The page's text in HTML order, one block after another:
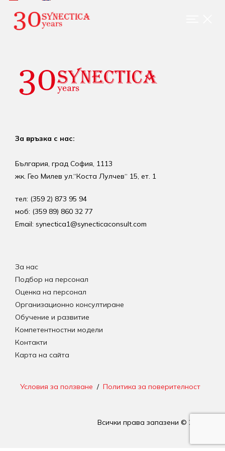
За връзка с нас:
България, град София, 1113
жк. Гео Милев ул.“Коста Лулчев“ 15, ет. 1
тел: (359 2) 873 95 94
моб: (359 89) 860 32 77
Email: synectica1@synecticaconsult.com
За нас
Подбор на персонал
Оценка на персонал
Организационно консултиране
Обучение и развитие
Компетентностни модели
Контакти
Карта на сайта
Условия за ползване / Политика за поверителност
Всички права запазени © 2026